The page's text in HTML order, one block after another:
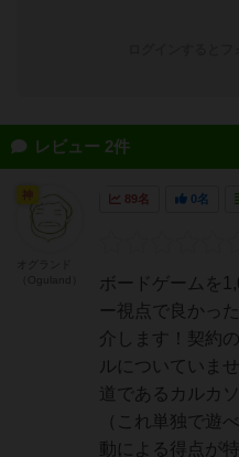
レビュー 2件
89名 0名
ボードゲームを
ー視点で良かっ
介します！契約
ルについていま
道であるカルカ
（これ単独で遊
動による得点が